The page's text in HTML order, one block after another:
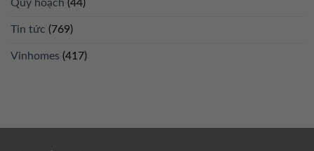
Quy hoạch (44)
Tin tức (769)
Vinhomes (417)